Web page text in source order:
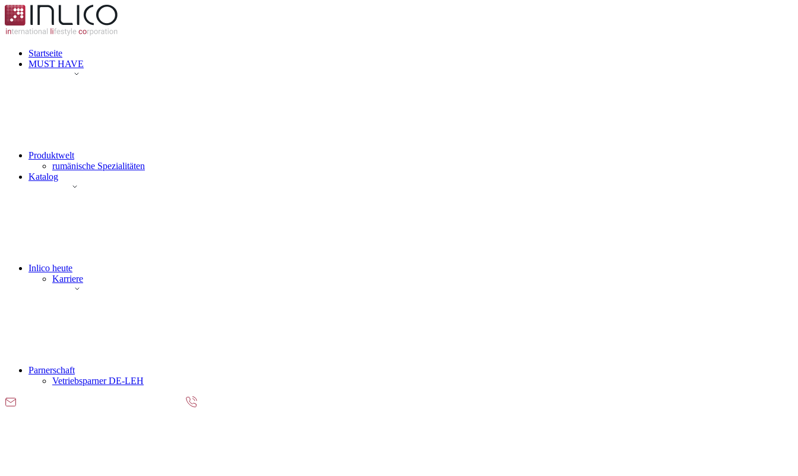
Startseite
MUST HAVE
Produktwelt
rumänische Spezialitäten
Katalog
Inlico heute
Karriere
Parnerschaft
Vetriebsparner DE-LEH